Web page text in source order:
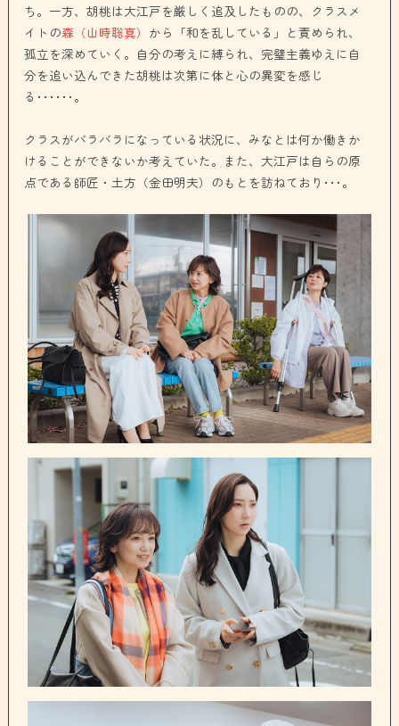
ち。一方、胡桃は大江戸を厳しく追及したものの、クラスメ
イトの森（山時聡真） から「和を乱している」と責められ、
孤立を深めていく。自分の考えに縛られ、完璧主義ゆえに自
分を追い込んできた胡桃は次第に体と心の異変を感じ
る･･････。
クラスがバラバラになっている状況に、みなとは何か働きか
けることができないか考えていた。また、大江戸は自らの原
点である師匠・土方（金田明夫）のもとを訪ねており･･･。